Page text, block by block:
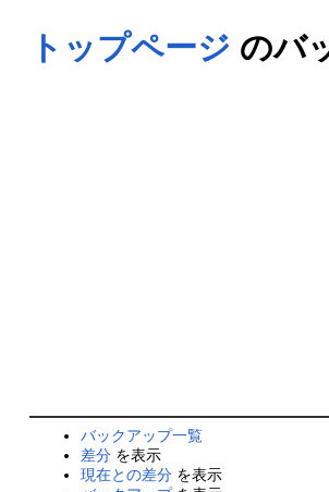
トップページ のバ
バックアップ一覧
差分 を表示
現在との差分 を表示